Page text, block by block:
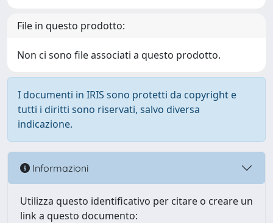
File in questo prodotto:
Non ci sono file associati a questo prodotto.
I documenti in IRIS sono protetti da copyright e
tutti i diritti sono riservati, salvo diversa
indicazione.
Informazioni
Utilizza questo identificativo per citare o creare un
link a questo documento: